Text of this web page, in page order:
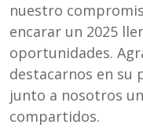
nuestro
encarar un 2025
oportunidades.
destacarnos en su
junto a nosotros
compartidos.